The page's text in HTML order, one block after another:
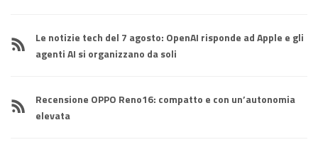
Le notizie tech del 7 agosto: OpenAI risponde ad Apple e gli
agenti AI si organizzano da soli
Recensione OPPO Reno16: compatto e con un’autonomia
elevata